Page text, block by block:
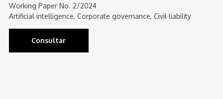
Working Paper No. 2/2024
Artificial intelligence, Corporate governance, Civil liability
Consultar